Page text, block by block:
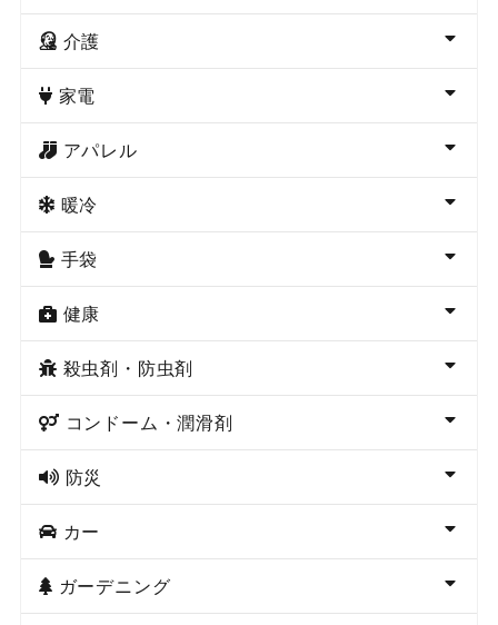
介護
家電
アパレル
暖冷
手袋
健康
殺虫剤・防虫剤
コンドーム・潤滑剤
防災
カー
ガーデニング